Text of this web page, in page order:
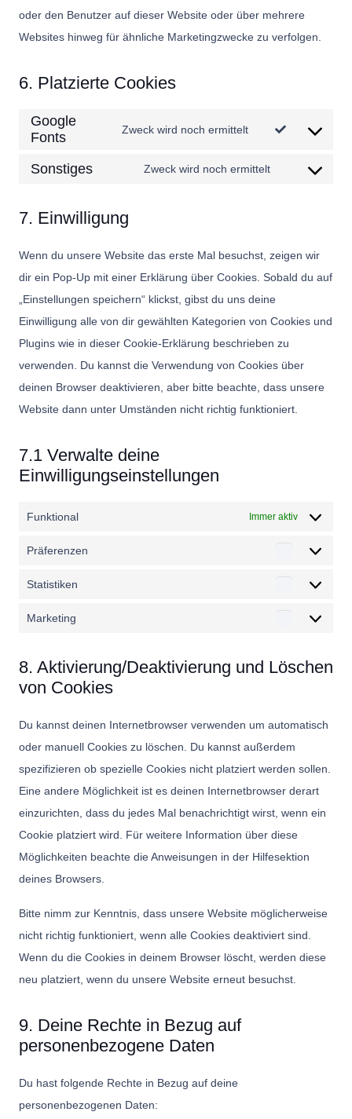
oder den Benutzer auf dieser Website oder über mehrere
Websites hinweg für ähnliche Marketingzwecke zu verfolgen.
6. Platzierte Cookies
Google
Fonts
Zweck wird noch ermittelt
Sonstiges
Zweck wird noch ermittelt
Consent
7. Einwilligung
Wenn du unsere Website das erste Mal besuchst, zeigen wir
dir ein Pop-Up mit einer Erklärung über Cookies. Sobald du auf
„Einstellungen speichern“ klickst, gibst du uns deine
Einwilligung alle von dir gewählten Kategorien von Cookies und
Plugins wie in dieser Cookie-Erklärung beschrieben zu
verwenden. Du kannst die Verwendung von Cookies über
deinen Browser deaktivieren, aber bitte beachte, dass unsere
Website dann unter Umständen nicht richtig funktioniert.
7.1 Verwalte deine
Einwilligungseinstellungen
Funktional Immer aktiv
Präferenzen
Statistiken
Marketing
8. Aktivierung/Deaktivierung und Löschen
von Cookies
Du kannst deinen Internetbrowser verwenden um automatisch
oder manuell Cookies zu löschen. Du kannst außerdem
spezifizieren ob spezielle Cookies nicht platziert werden sollen.
Eine andere Möglichkeit ist es deinen Internetbrowser derart
einzurichten, dass du jedes Mal benachrichtigt wirst, wenn ein
Cookie platziert wird. Für weitere Information über diese
Möglichkeiten beachte die Anweisungen in der Hilfesektion
deines Browsers.
Bitte nimm zur Kenntnis, dass unsere Website möglicherweise
nicht richtig funktioniert, wenn alle Cookies deaktiviert sind.
Wenn du die Cookies in deinem Browser löscht, werden diese
neu platziert, wenn du unsere Website erneut besuchst.
9. Deine Rechte in Bezug auf
personenbezogene Daten
Du hast folgende Rechte in Bezug auf deine
personenbezogenen Daten: